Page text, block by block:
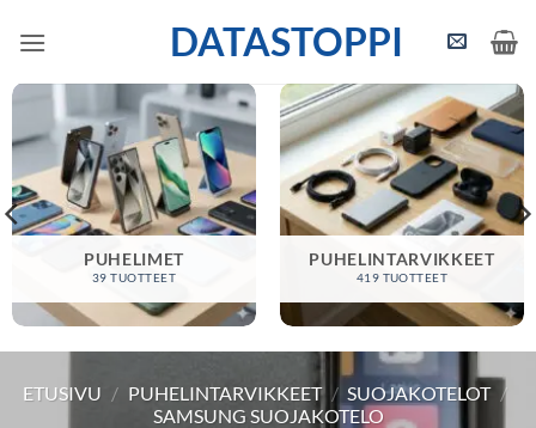
DATASTOPPI
PUHELIMET
39 TUOTTEET
PUHELINTARVIKKEET
419 TUOTTEET
ETUSIVU / PUHELINTARVIKKEET / SUOJAKOTELOT /
SAMSUNG SUOJAKOTELO